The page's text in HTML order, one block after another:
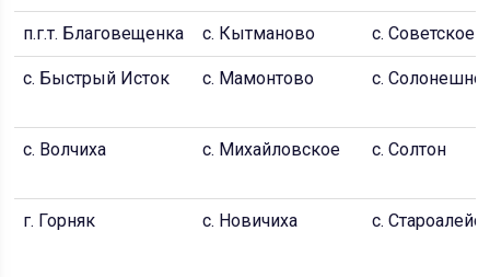
п.г.т. Благовещенка c. Кытманово c. Советское
с. Быстрый Исток c. Мамонтово c.
с. Волчиха c. Михайловское c. Солтон
г. Горняк c. Новичиха c.